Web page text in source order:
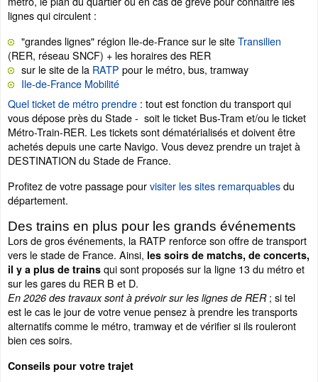
lignes qui circulent :
"grandes lignes" région Ile-de-France sur le siteTransilien
(RER, réseau SNCF) + les horaires des RER
sur le site de la RATP pour le métro, bus, tramway
Ile-de-France Mobilité
Quel ticket de métro prendre : tout est fonction du transport qui
vous dépose près du Stade - soit le ticket Bus-Tram et/ou le ticket
Métro-Train-RER. Les tickets sont dématérialisés et doivent être
achetés depuis une carte Navigo. Vous devez prendre un trajet à
DESTINATION du Stade de France.
Profitez de votre passage pourvisiter les sites remarquablesdu
département.
Des trains en plus pour les grands événements
Lors de gros événements, la RATP renforce son offre de transport
vers le stade de France. Ainsi, les soirs de matchs, de concerts,
il y a plus de trains qui sont proposés sur la ligne 13 du métro et
sur les gares du RER B et D.
En 2026 des travaux sont à prévoir sur les lignes de RER ; si tel
est le cas le jour de votre venue pensez à prendre les transports
alternatifs comme le métro, tramway et de vérifier si ils rouleront
bien ces soirs.
Conseils pour votre trajet